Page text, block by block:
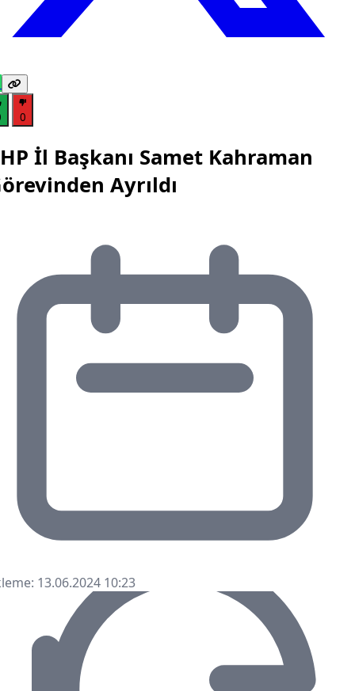
0
İl Başkanı Samet Kahraman
Ayrıldı
13.06.2024 10:23